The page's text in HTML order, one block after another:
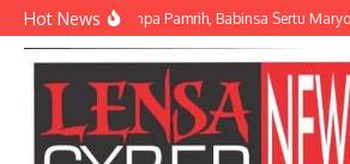
Lewati ke konten
Hot NewsIkhlas Tanpa Pamrih, Babinsa Sertu